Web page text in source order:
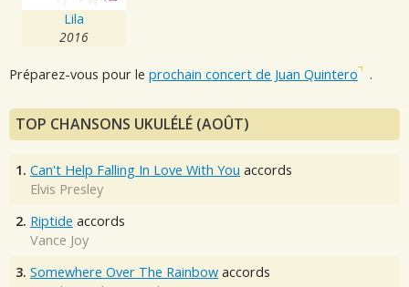
Lila
2016
Préparez-vous pour le prochain concert de Juan Quintero .
TOP CHANSONS UKULÉLÉ (AOÛT)
1. Can't Help Falling In Love With You accords
Elvis Presley
2. Riptide accords
Vance Joy
3. Somewhere Over The Rainbow accords